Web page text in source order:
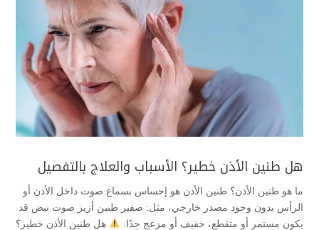
هل طنين الأذن خطير؟ الأسباب والعلاج بالتفصيل
ما هو طنين الأذن؟ طنين الأذن هو إحساس بسماع صوت داخل الأذن أو
الرأس بدون وجود مصدر خارجي، مثل: صفير طنين أزيز صوت نبض قد
يكون مستمر أو متقطع، خفيف أو مزعج جدًا.
هل طنين الأذن خطير؟